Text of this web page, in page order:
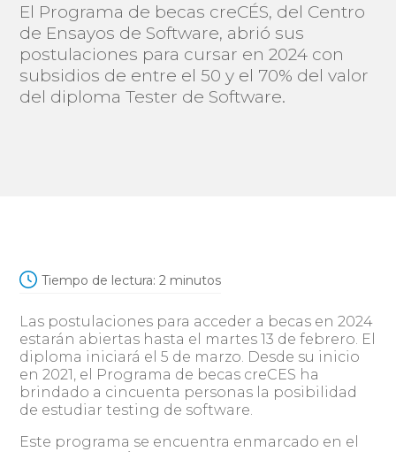
El Programa de becas creCÉS, del Centro
de Ensayos de Software, abrió sus
postulaciones para cursar en 2024 con
subsidios de entre el 50 y el 70% del valor
del diploma Tester de Software.
Tiempo de lectura: 2 minutos
Las postulaciones para acceder a becas en 2024
estarán abiertas hasta el martes 13 de febrero. El
diploma iniciará el 5 de marzo. Desde su inicio
en 2021, el Programa de becas creCES ha
brindado a cincuenta personas la posibilidad
de estudiar testing de software.
Este programa se encuentra enmarcado en el